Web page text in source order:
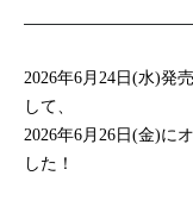
2026年6月24日(水)発
して、
2026年6月26日(金)に
した！